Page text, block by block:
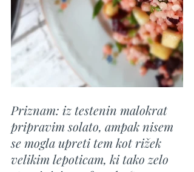
Priznam: iz testenin malokrat
pripravim solato, ampak nisem
se mogla upreti tem kot rižek
velikim lepoticam, ki tako zelo